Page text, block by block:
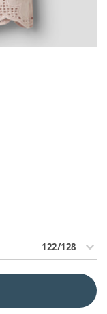
122/128